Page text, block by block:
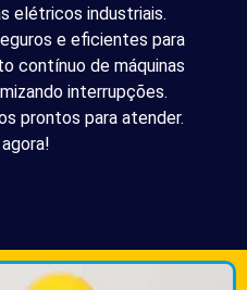
elétricos industriais.
e eficientes para
contínuo de máquinas
interrupções.
prontos para atender.